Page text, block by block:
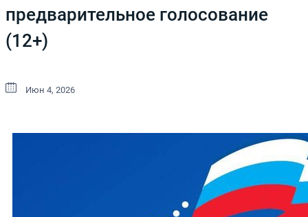
предварительное голосование
(12+)
Июн 4, 2026